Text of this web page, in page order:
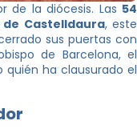
de la diócesis. Las 54
Castelldaura, este
sus puertas con
de Barcelona, el
ha clausurado el